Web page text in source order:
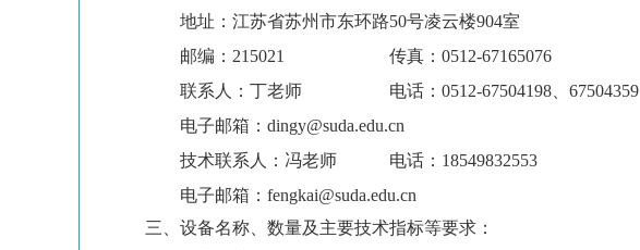
地址：江苏省苏州市东环路50号凌云楼904室
邮编：215021 传真：0512-67165076
联系人：丁老师 电话：0512-67504198、67504359
电子邮箱：dingy@suda.edu.cn
技术联系人：冯老师 电话：18549832553
电子邮箱：fengkai@suda.edu.cn
三、设备名称、数量及主要技术指标等要求：